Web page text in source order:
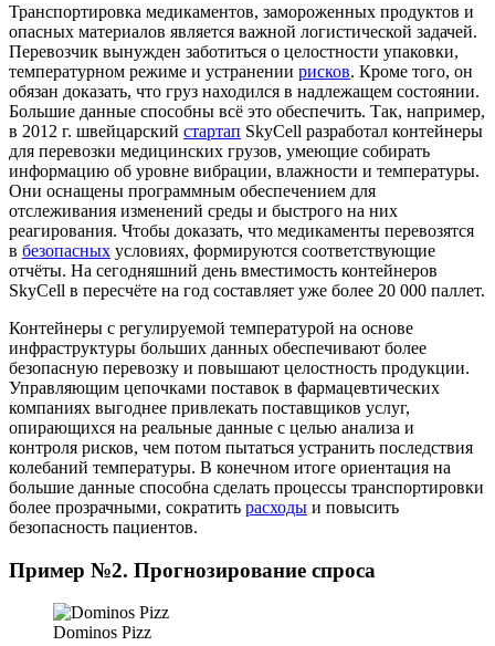
Транспортировка медикаментов, замороженных продуктов и
опасных материалов является важной логистической задачей.
Перевозчик вынужден заботиться о целостности упаковки,
температурном режиме и устранении рисков. Кроме того, он
обязан доказать, что груз находился в надлежащем состоянии.
Большие данные способны всё это обеспечить. Так, например,
в 2012 г. швейцарский стартап SkyCell разработал контейнеры
для перевозки медицинских грузов, умеющие собирать
информацию об уровне вибрации, влажности и температуры.
Они оснащены программным обеспечением для
отслеживания изменений среды и быстрого на них
реагирования. Чтобы доказать, что медикаменты перевозятся
в безопасных условиях, формируются соответствующие
отчёты. На сегодняшний день вместимость контейнеров
SkyCell в пересчёте на год составляет уже более 20 000 паллет.
Контейнеры с регулируемой температурой на основе
инфраструктуры больших данных обеспечивают более
безопасную перевозку и повышают целостность продукции.
Управляющим цепочками поставок в фармацевтических
компаниях выгоднее привлекать поставщиков услуг,
опирающихся на реальные данные с целью анализа и
контроля рисков, чем потом пытаться устранить последствия
колебаний температуры. В конечном итоге ориентация на
большие данные способна сделать процессы транспортировки
более прозрачными, сократить расходы и повысить
безопасность пациентов.
Пример №2. Прогнозирование спроса
Dominos Pizz